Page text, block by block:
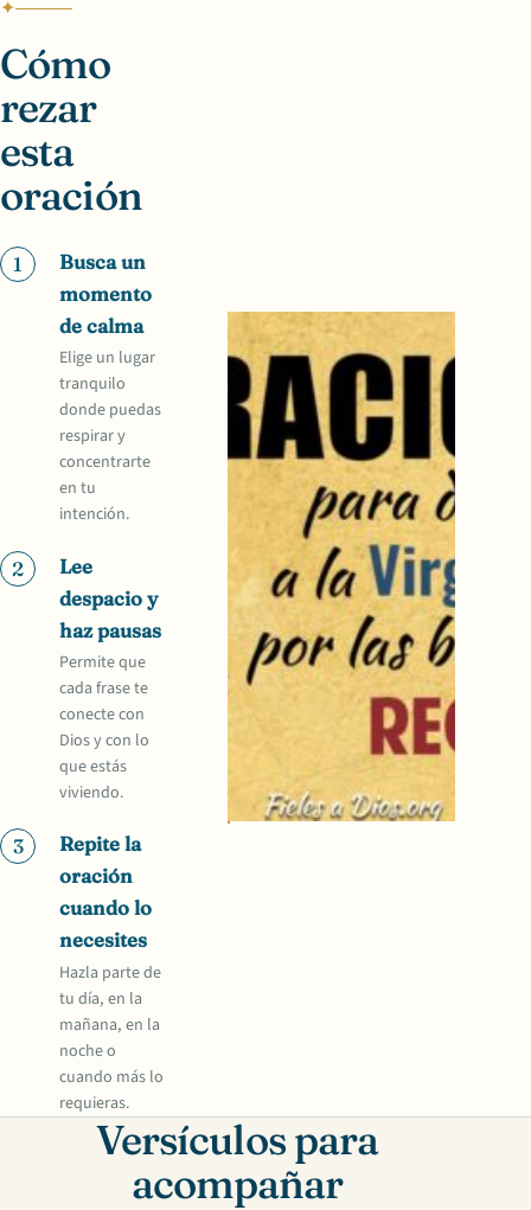
Cómo
rezar
esta
oración
1
Busca un
momento
de calma
Elige un lugar
tranquilo
donde puedas
respirar y
concentrarte
en tu
intención.
2
Lee
despacio y
haz pausas
Permite que
cada frase te
conecte con
Dios y con lo
que estás
viviendo.
3
Repite la
oración
cuando lo
necesites
Hazla parte de
tu día, en la
mañana, en la
noche o
cuando más lo
requieras.
Versículos para
acompañar